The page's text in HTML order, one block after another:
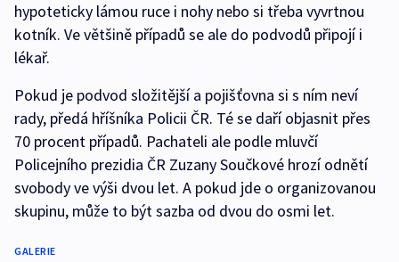
hypoteticky lámou ruce i nohy nebo si třeba vyvrtnou
kotník. Ve většině případů se ale do podvodů připojí i
lékař.
Pokud je podvod složitější a pojišťovna si s ním neví
rady, předá hříšníka Policii ČR. Té se daří objasnit přes
70 procent případů. Pachateli ale podle mluvčí
Policejního prezidia ČR Zuzany Součkové hrozí odnětí
svobody ve výši dvou let. A pokud jde o organizovanou
skupinu, může to být sazba od dvou do osmi let.
GALERIE